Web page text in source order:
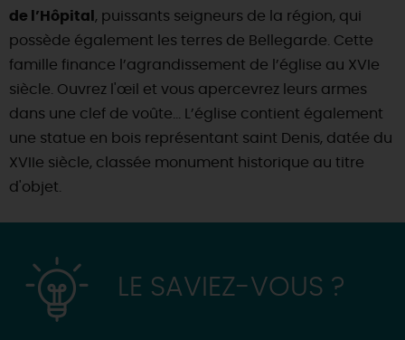
TOUT L'AGENDA
de l’Hôpital , puissants seigneurs de la région, qui
possède également les terres de Bellegarde. Cette
famille finance l’agrandissement de l’église au XVIe
siècle. Ouvrez l'œil et vous apercevrez leurs armes
dans une clef de voûte… L’église contient également
une statue en bois représentant saint Denis, datée du
XVIIe siècle, classée monument historique au titre
d'objet.
LE SAVIEZ-VOUS ?